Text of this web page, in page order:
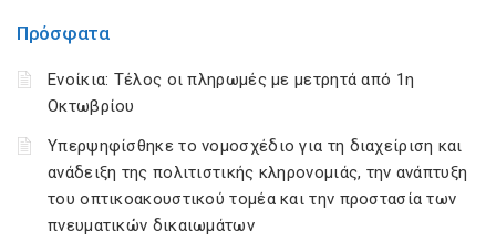
Πρόσφατα
Ενοίκια: Τέλος οι πληρωμές με μετρητά από 1η
Οκτωβρίου
Υπερψηφίσθηκε το νομοσχέδιο για τη διαχείριση και
ανάδειξη της πολιτιστικής κληρονομιάς, την ανάπτυξη
του οπτικοακουστικού τομέα και την προστασία των
πνευματικών δικαιωμάτων